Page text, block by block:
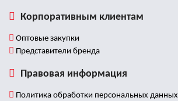
Корпоративным клиентам
Оптовые закупки
Представители бренда
Правовая информация
Политика обработки персональных данных